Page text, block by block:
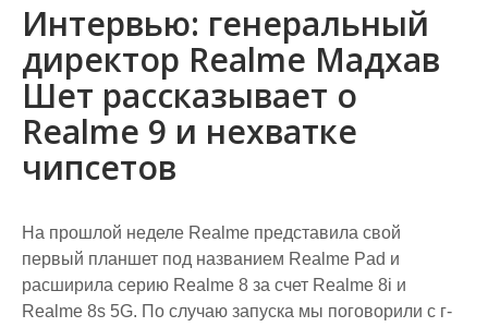
Интервью: генеральный
директор Realme Мадхав
Шет рассказывает о
Realme 9 и нехватке
чипсетов
На прошлой неделе Realme представила свой
первый планшет под названием Realme Pad и
расширила серию Realme 8 за счет Realme 8i и
Realme 8s 5G. По случаю запуска мы поговорили с г-